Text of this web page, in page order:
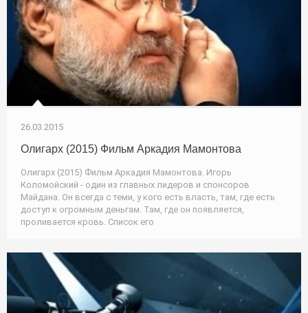
26.03.2015
Олигарх (2015) Фильм Аркадия Мамонтова
Олигарх (2015) Фильм Аркадия Мамонтова. Игорь
Коломойский - один из главных лидеров и спонсоров
Майдана. Он всегда с теми, у кого есть власть, там, где есть
доступ к огромным деньгам. Там, где он появляется,
проливается кровь. Список его